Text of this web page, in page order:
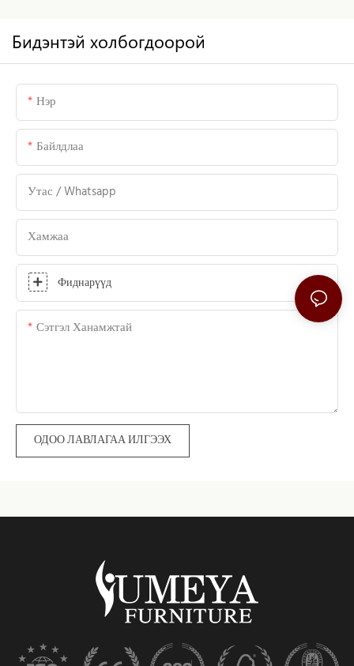
Бидэнтэй холбогдоорой
Нэр
Байлдлаа
Утас / Whatsapp
Хамжаа
Фиднарүүд
Сэтгэл Ханамжтай
ОДОО ЛАВЛАГАА ИЛГЭЭХ